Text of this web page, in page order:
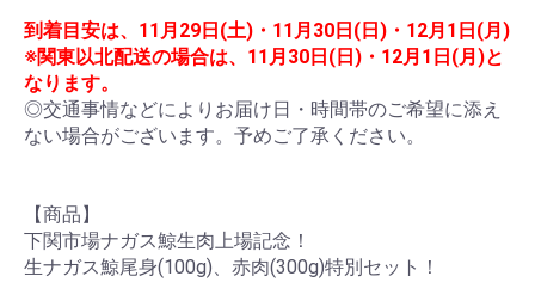
到着目安は、11月29日(土)・11月30日(日)・12月1日(月)
※関東以北配送の場合は、11月30日(日)・12月1日(月)と
なります。
◎交通事情などによりお届け日・時間帯のご希望に添え
ない場合がございます。予めご了承ください。
【商品】
下関市場ナガス鯨生肉上場記念！
生ナガス鯨尾身(100g)、赤肉(300g)特別セット！